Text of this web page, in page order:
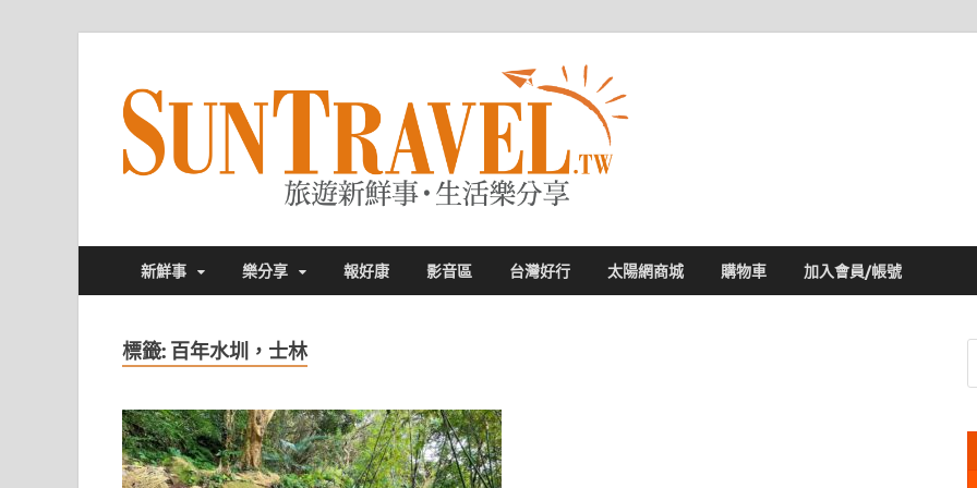
新鮮事 樂分享 報好康 影音區 台灣好行 太陽網商城 購物車 加入會員/帳號
標籤: 百年水圳，士林